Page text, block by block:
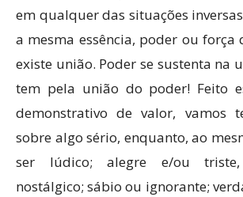
em qualquer das situações
a mesma essência, poder ou força
existe união. Poder se sustenta na
tem pela união do poder! Feito
demonstrativo de valor, vamos
sobre algo sério, enquanto, ao
ser lúdico; alegre e/ou
nostálgico; sábio ou ignorante;